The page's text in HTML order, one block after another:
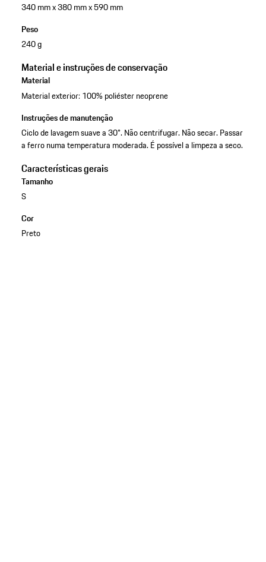
340 mm x 380 mm x 590 mm
Peso
240 g
Material e instruções de conservação
Material
Material exterior: 100% poliéster neoprene
Instruções de manutenção
Ciclo de lavagem suave a 30°. Não centrifugar. Não secar. Passar
a ferro numa temperatura moderada. É possível a limpeza a seco.
Características gerais
Tamanho
S
Cor
Preto